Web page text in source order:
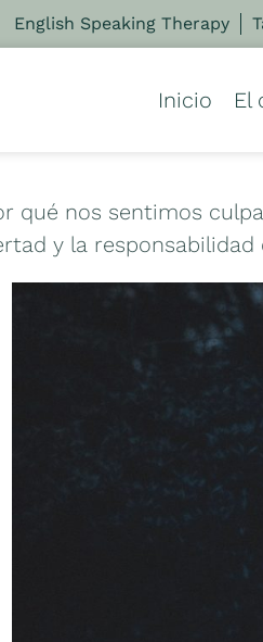
English Speaking Therapy
Inicio El
qué nos sentimos
y la